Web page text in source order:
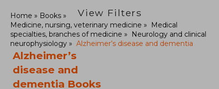
View Filters
Home
Books
Medicine, nursing, veterinary medicine
Medical
specialties, branches of medicine
Neurology and clinical
neurophysiology
Alzheimer’s disease and dementia
Alzheimer’s
disease and
dementia Books